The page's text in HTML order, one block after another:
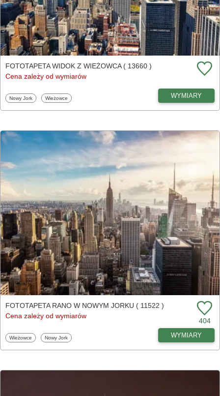
FOTOTAPETA WIDOK Z WIEŻOWCA ( 13660 )
Cena zależy od wymiarów
Fototapety
Nowy Jork Fototapety
Wieżowce WYMIARY
FOTOTAPETA RANO W NOWYM JORKU ( 11522 )
Cena zależy od wymiarów
404
Fototapety
Wieżowce Fototapety
Nowy Jork WYMIARY